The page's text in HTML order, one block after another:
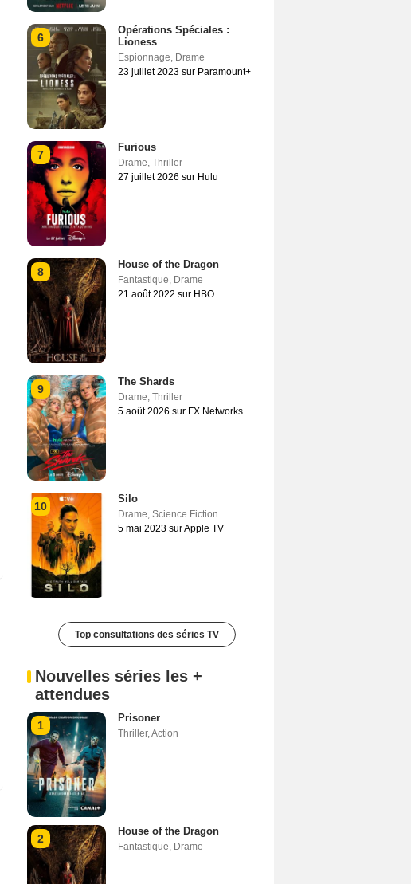
6
Opérations Spéciales :
Lioness
Espionnage, Drame
23 juillet 2023 sur Paramount+
7
Furious
Drame, Thriller
27 juillet 2026 sur Hulu
8
House of the Dragon
Fantastique, Drame
21 août 2022 sur HBO
9
The Shards
Drame, Thriller
5 août 2026 sur FX Networks
10
Silo
Drame, Science Fiction
5 mai 2023 sur Apple TV
Top consultations des séries TV
Nouvelles séries les +
attendues
1
Prisoner
Thriller,Action
2
House of the Dragon
Fantastique, Drame